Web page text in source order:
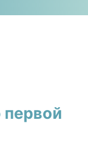
первой